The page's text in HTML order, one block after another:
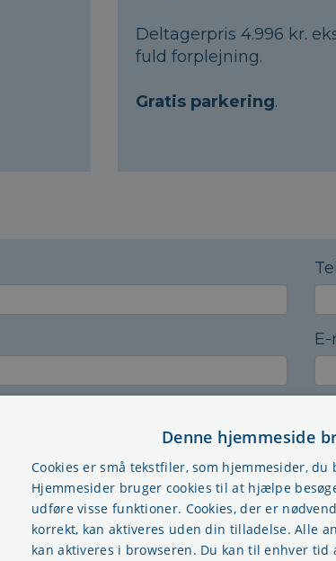
Deltagerpris 4.996 kr.
fuld forplejning.
Gratis parkering.
E-
Denne hjemmeside
Cookies er små tekstfiler, som hjemmesider,
Hjemmesider bruger cookies til at hjælpe
udføre visse funktioner. Cookies, der er
korrekt, kan aktiveres uden din tilladelse. Alle
kan aktiveres i browseren. Du kan til enhver